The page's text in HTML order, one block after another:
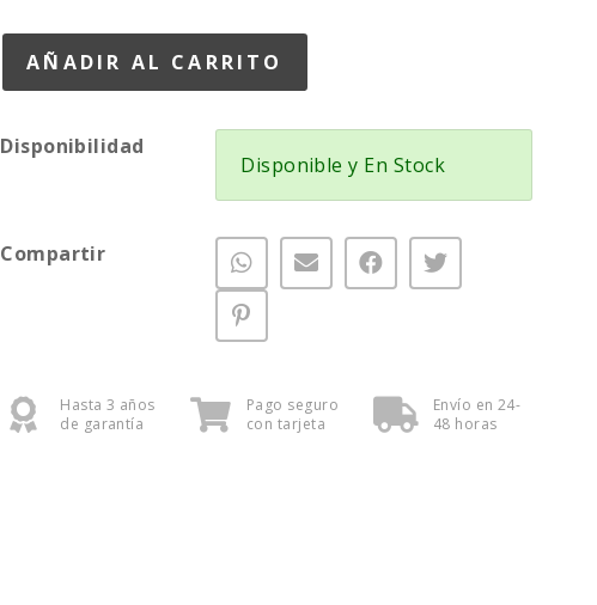
Disponibilidad
Disponible y En Stock
Compartir
Hasta 3 años
de garantía
Pago seguro
con tarjeta
Envío en 24-
48 horas